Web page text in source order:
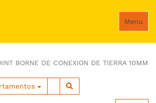
Menu
BORNE DE CONEXION DE TIERRA 10MM